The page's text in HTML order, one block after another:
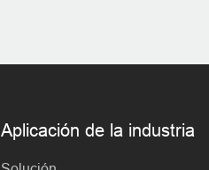
Aplicación de la industria